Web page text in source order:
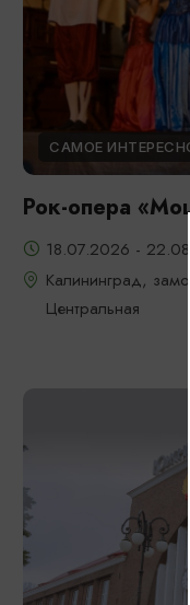
САМОЕ
Рок-опера
18.07.2026 -
Калининград,
Центральная